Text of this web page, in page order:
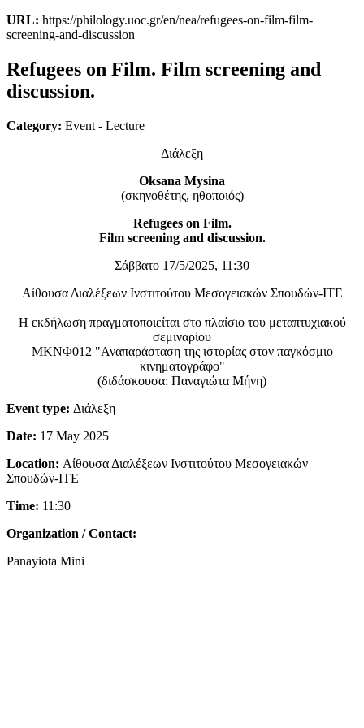
URL: https://philology.uoc.gr/en/nea/refugees-on-film-film-
screening-and-discussion
Refugees on Film. Film screening and
discussion.
Category: Event - Lecture
Διάλεξη
Oksana Mysina
(σκηνοθέτης, ηθοποιός)
Refugees on Film.
Film screening and discussion.
Σάββατο 17/5/2025, 11:30
Αίθουσα Διαλέξεων Ινστιτούτου Μεσογειακών Σπουδών-ΙΤΕ
Η εκδήλωση πραγματοποιείται στο πλαίσιο του μεταπτυχιακού
σεμιναρίου
ΜΚΝΦ012 "Αναπαράσταση της ιστορίας στον παγκόσμιο
κινηματογράφο"
(διδάσκουσα: Παναγιώτα Μήνη)
Event type: Διάλεξη
Date: 17 May 2025
Location: Αίθουσα Διαλέξεων Ινστιτούτου Μεσογειακών
Σπουδών-ΙΤΕ
Time: 11:30
Organization / Contact:
Panayiota Mini